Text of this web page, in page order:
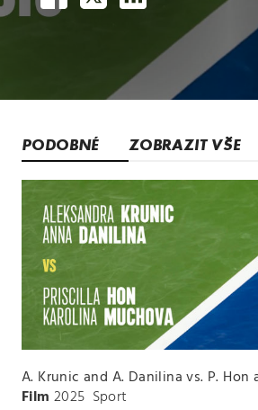
PODOBNÉ ZOBRAZIT VŠE
Film 2025 Sport